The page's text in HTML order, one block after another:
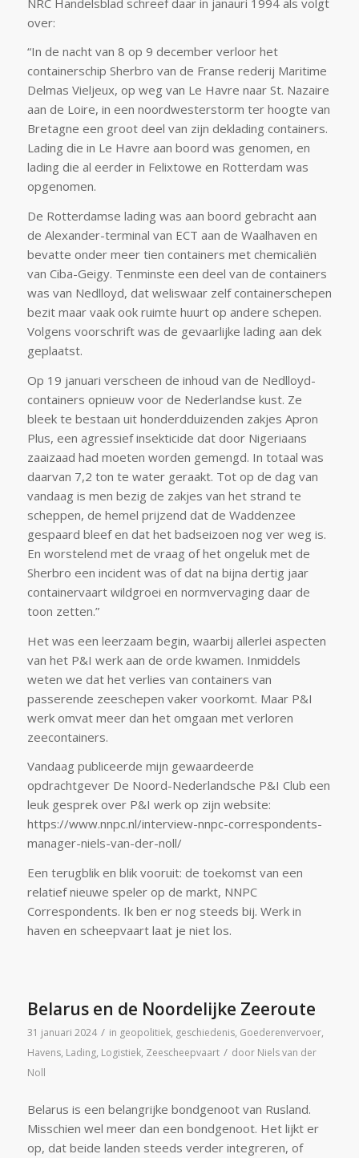
over:
“In de nacht van 8 op 9 december verloor het
containerschip Sherbro van de Franse rederij Maritime
Delmas Vieljeux, op weg van Le Havre naar St. Nazaire
aan de Loire, in een noordwesterstorm ter hoogte van
Bretagne een groot deel van zijn deklading containers.
Lading die in Le Havre aan boord was genomen, en
lading die al eerder in Felixtowe en Rotterdam was
opgenomen.
De Rotterdamse lading was aan boord gebracht aan
de Alexander-terminal van ECT aan de Waalhaven en
bevatte onder meer tien containers met chemicaliën
van Ciba-Geigy. Tenminste een deel van de containers
was van Nedlloyd, dat weliswaar zelf containerschepen
bezit maar vaak ook ruimte huurt op andere schepen.
Volgens voorschrift was de gevaarlijke lading aan dek
geplaatst.
Op 19 januari verscheen de inhoud van de Nedlloyd-
containers opnieuw voor de Nederlandse kust. Ze
bleek te bestaan uit honderdduizenden zakjes Apron
Plus, een agressief insekticide dat door Nigeriaans
zaaizaad had moeten worden gemengd. In totaal was
daarvan 7,2 ton te water geraakt. Tot op de dag van
vandaag is men bezig de zakjes van het strand te
scheppen, de hemel prijzend dat de Waddenzee
gespaard bleef en dat het badseizoen nog ver weg is.
En worstelend met de vraag of het ongeluk met de
Sherbro een incident was of dat na bijna dertig jaar
containervaart wildgroei en normvervaging daar de
toon zetten.”
Het was een leerzaam begin, waarbij allerlei aspecten
van het P&I werk aan de orde kwamen. Inmiddels
weten we dat het verlies van containers van
passerende zeeschepen vaker voorkomt. Maar P&I
werk omvat meer dan het omgaan met verloren
zeecontainers.
Vandaag publiceerde mijn gewaardeerde
opdrachtgever De Noord-Nederlandsche P&I Club een
leuk gesprek over P&I werk op zijn website:
https://www.nnpc.nl/interview-nnpc-correspondents-
manager-niels-van-der-noll/
Een terugblik en blik vooruit: de toekomst van een
relatief nieuwe speler op de markt, NNPC
Correspondents. Ik ben er nog steeds bij. Werk in
haven en scheepvaart laat je niet los.
Belarus en de Noordelijke Zeeroute
31 januari 2024 / in geopolitiek, geschiedenis, Goederenvervoer,
Havens, Lading, Logistiek, Zeescheepvaart / door Niels van der
Noll
Belarus is een belangrijke bondgenoot van Rusland.
Misschien wel meer dan een bondgenoot. Het lijkt er
op, dat beide landen steeds verder integreren, of